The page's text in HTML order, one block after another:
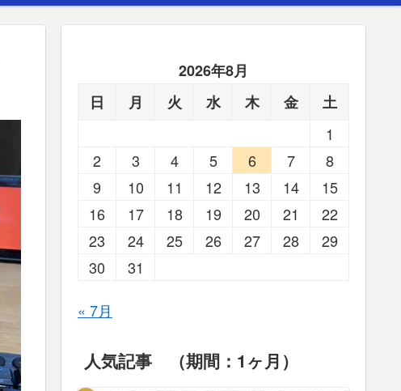
2026年8月
日
月 火 水 木 金
土
1
2
3 4 5 6 7
8
9
10 11 12 13 14
15
16
17 18 19 20 21
22
23
24 25 26 27 28
29
30
31
« 7月
人気記事 （期間：1ヶ月）